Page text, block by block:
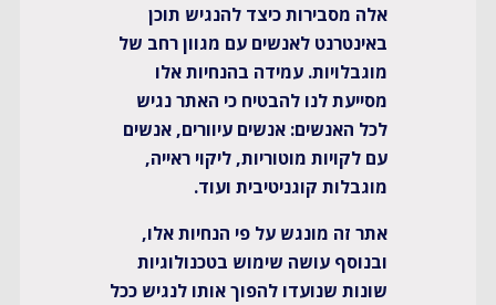
אלה מסבירות כיצד להנגיש תוכן
באינטרנט לאנשים עם מגוון רחב של
מוגבלויות. עמידה בהנחיות אלו
מסייעת לנו להבטיח כי האתר נגיש
לכל האנשים: אנשים עיוורים, אנשים
עם לקויות מוטוריות, ליקוי ראייה,
מוגבלות קוגניטיבית ועוד.
אתר זה מונגש על פי הנחיות אלו,
ובנוסף עושה שימוש בטכנולוגיות
שונות שנועדו להפוך אותו לנגיש ככל